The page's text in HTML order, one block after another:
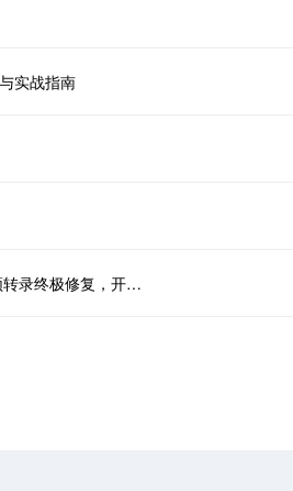
实战指南
openai-python v1.79.0重磅发布！全新Evals API升级，音频转录终极修复，开发者必看！